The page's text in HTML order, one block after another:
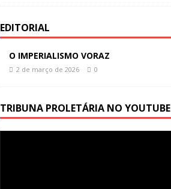
EDITORIAL
O IMPERIALISMO VORAZ
2 de março de 2026 0
TRIBUNA PROLETÁRIA NO YOUTUBE